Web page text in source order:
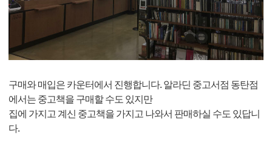
구매와 매입은 카운터에서 진행합니다. 알라딘 중고서점 동탄점
에서는 중고책을 구매할 수도 있지만
집에 가지고 계신 중고책을 가지고 나와서 판매하실 수도 있답니
다.